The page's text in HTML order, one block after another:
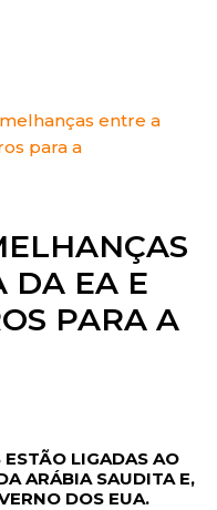
entre a
para a
DA EA E
PARA A
ESTÃO LIGADAS AO
ARÁBIA SAUDITA E,
DOS EUA.